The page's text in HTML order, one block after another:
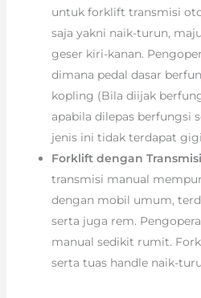
untuk forklift transmisi
saja yakni naik-turun,
geser kiri-kanan.
dimana pedal dasar
kopling (Bila diijak
apabila dilepas berfungsi
jenis ini tidak terdapat
Forklift dengan
transmisi manual
dengan mobil umum,
serta juga rem.
manual sedikit rumit.
serta tuas handle naik-